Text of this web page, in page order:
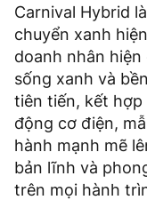
Carnival Hybrid
chuyển xanh
doanh nhân
sống xanh và
tiên tiến, kết hợp
động cơ điện,
hành mạnh mẽ
bản lĩnh và
trên mọi hành